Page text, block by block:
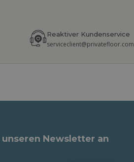
Reaktiver Kundenservice
serviceclient@privatefloor.com
Newsletter an